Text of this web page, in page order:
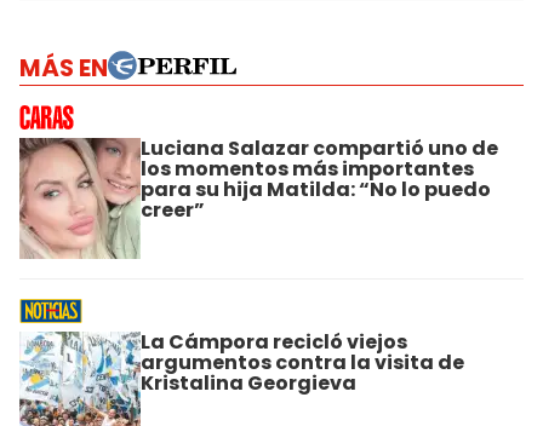
MÁS EN
Luciana Salazar compartió uno de
los momentos más importantes
para su hija Matilda: “No lo puedo
creer”
La Cámpora recicló viejos
argumentos contra la visita de
Kristalina Georgieva